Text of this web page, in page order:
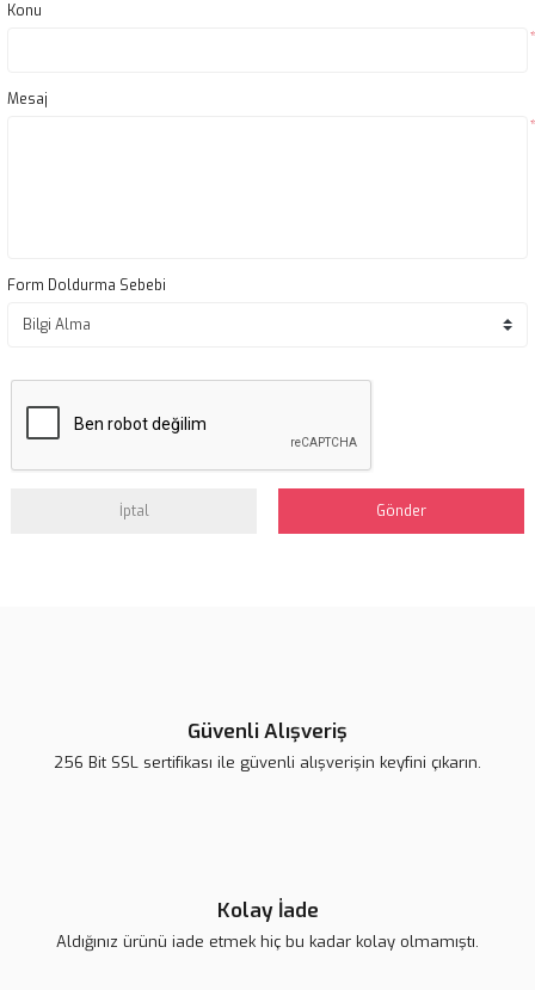
Konu
*
Mesaj
*
Form Doldurma Sebebi
İptal Gönder
Güvenli Alışveriş
256 Bit SSL sertifikası ile güvenli alışverişin keyfini çıkarın.
Kolay İade
Aldığınız ürünü iade etmek hiç bu kadar kolay olmamıştı.